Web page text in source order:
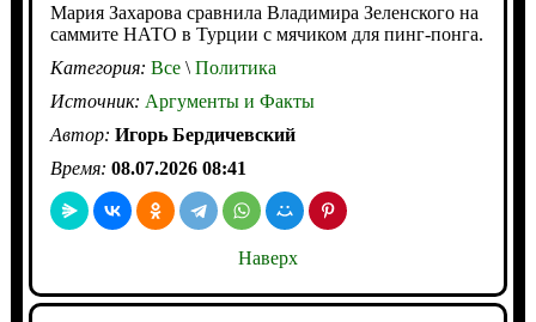
Мария Захарова сравнила Владимира Зеленского на
саммите НАТО в Турции с мячиком для пинг-понга.
Категория: Все\Политика
Источник: Аргументы и Факты
Автор: Игорь Бердичевский
Время: 08.07.2026 08:41
Наверх